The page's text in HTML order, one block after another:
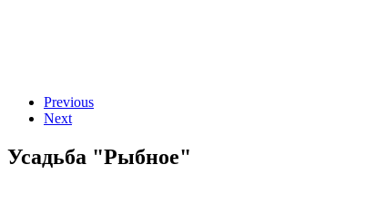
Previous
Next
Усадьба "Рыбное"